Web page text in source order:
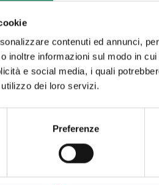
contenuti ed annunci,
inoltre informazioni sul modo in
e social media, i quali
dei loro servizi.
Preferenze
a